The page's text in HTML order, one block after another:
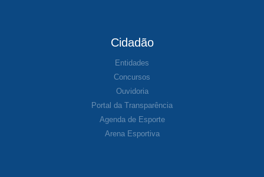
Cidadão
Entidades
Concursos
Ouvidoria
Portal da Transparência
Agenda de Esporte
Arena Esportiva